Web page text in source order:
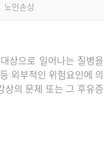
노인손상
상으로 일어나는 질병을
외부적인 위험요인에 의
상의 문제 또는 그 후유증